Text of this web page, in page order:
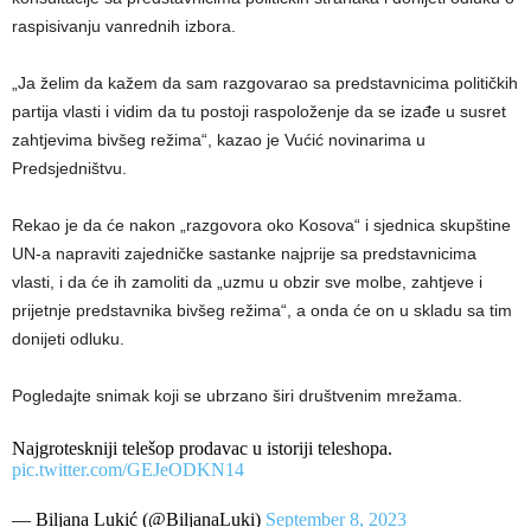
raspisivanju vanrednih izbora.
„Ja želim da kažem da sam razgovarao sa predstavnicima političkih
partija vlasti i vidim da tu postoji raspoloženje da se izađe u susret
zahtjevima bivšeg režima“, kazao je Vućić novinarima u
Predsjedništvu.
Rekao je da će nakon „razgovora oko Kosova“ i sjednica skupštine
UN-a napraviti zajedničke sastanke najprije sa predstavnicima
vlasti, i da će ih zamoliti da „uzmu u obzir sve molbe, zahtjeve i
prijetnje predstavnika bivšeg režima“, a onda će on u skladu sa tim
donijeti odluku.
Pogledajte snimak koji se ubrzano širi društvenim mrežama.
Najgroteskniji telešop prodavac u istoriji teleshopa.
pic.twitter.com/GEJeODKN14
— Biljana Lukić (@BiljanaLuki) September 8, 2023